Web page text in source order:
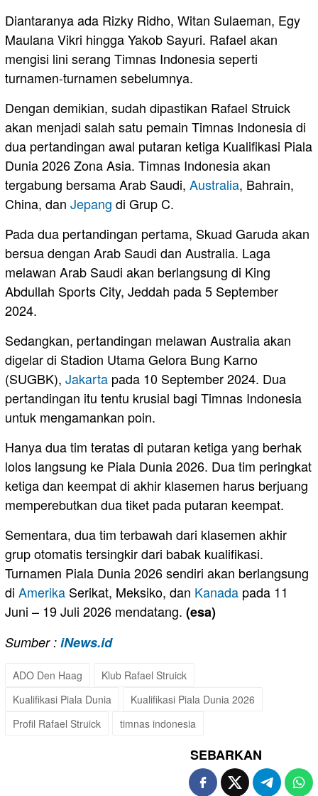
Diantaranya ada Rizky Ridho, Witan Sulaeman, Egy
Maulana Vikri hingga Yakob Sayuri. Rafael akan
mengisi lini serang Timnas Indonesia seperti
turnamen-turnamen sebelumnya.
Dengan demikian, sudah dipastikan Rafael Struick
akan menjadi salah satu pemain Timnas Indonesia di
dua pertandingan awal putaran ketiga Kualifikasi Piala
Dunia 2026 Zona Asia. Timnas Indonesia akan
tergabung bersama Arab Saudi, Australia, Bahrain,
China, dan Jepang di Grup C.
Pada dua pertandingan pertama, Skuad Garuda akan
bersua dengan Arab Saudi dan Australia. Laga
melawan Arab Saudi akan berlangsung di King
Abdullah Sports City, Jeddah pada 5 September
2024.
Sedangkan, pertandingan melawan Australia akan
digelar di Stadion Utama Gelora Bung Karno
(SUGBK), Jakarta pada 10 September 2024. Dua
pertandingan itu tentu krusial bagi Timnas Indonesia
untuk mengamankan poin.
Hanya dua tim teratas di putaran ketiga yang berhak
lolos langsung ke Piala Dunia 2026. Dua tim peringkat
ketiga dan keempat di akhir klasemen harus berjuang
memperebutkan dua tiket pada putaran keempat.
Sementara, dua tim terbawah dari klasemen akhir
grup otomatis tersingkir dari babak kualifikasi.
Turnamen Piala Dunia 2026 sendiri akan berlangsung
di Amerika Serikat, Meksiko, dan Kanada pada 11
Juni – 19 Juli 2026 mendatang. (esa)
Sumber : iNews.id
ADO Den Haag
Klub Rafael Struick
Kualifikasi Piala Dunia
Kualifikasi Piala Dunia 2026
Profil Rafael Struick
timnas indonesia
SEBARKAN